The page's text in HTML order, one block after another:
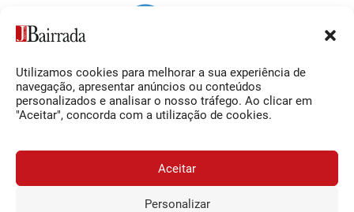
Utilizamos cookies para melhorar a sua experiência de
navegação, apresentar anúncios ou conteúdos
personalizados e analisar o nosso tráfego. Ao clicar em
"Aceitar", concorda com a utilização de cookies.
Aceitar
Personalizar
Siga-nos
Facebook
O Jornal da Bairrada
Contactos
Termos e Condições